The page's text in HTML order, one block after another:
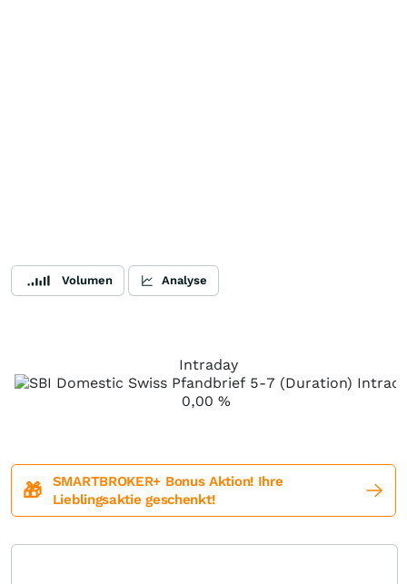
Volumen Analyse
Intraday
0,00 %
🎁
SMARTBROKER+ Bonus Aktion! Ihre
Lieblingsaktie geschenkt!